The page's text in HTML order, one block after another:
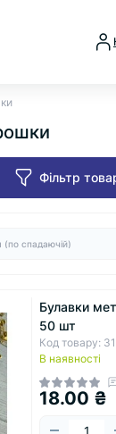
Фільтр
Булавки
50 шт
Код товару:
В наявності
18.00 ₴